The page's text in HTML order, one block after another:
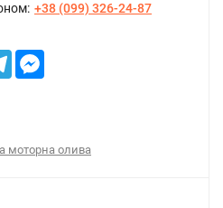
+38 (099) 326-24-87
Telegram
моторна олива